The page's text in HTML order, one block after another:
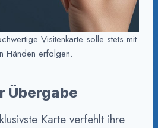
Visitenkarte solle stets mit
Händen erfolgen.
Übergabe
Karte verfehlt ihre